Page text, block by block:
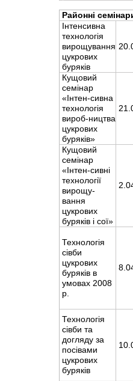
Районні
Інтенсивна
технологія
вирощування
цукрових
буряків
Кущовий
семінар
«Інтен-сивна
технологія
вироб-ництва
цукрових
буряків»
Кущовий
семінар
«Інтен-сивні
технології
вирощу-
вання
цукрових
буряків і сої»
Технологія
сівби
цукрових
буряків в
умовах 2008
р.
Технологія
сівби та
догляду за
посівами
цукрових
буряків